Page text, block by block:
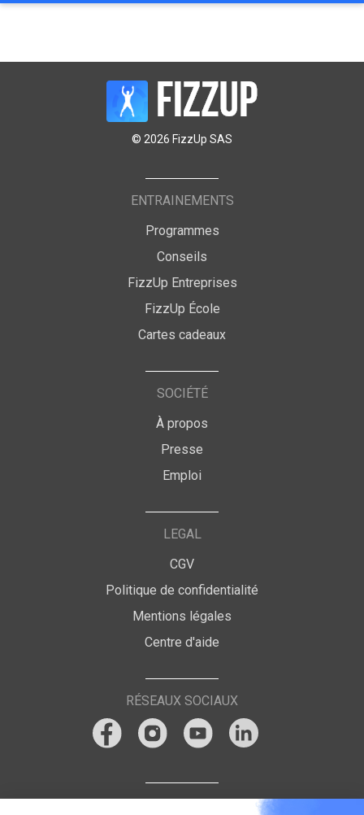
© 2026 FizzUp SAS
ENTRAINEMENTS
Programmes
Conseils
FizzUp Entreprises
FizzUp École
Cartes cadeaux
SOCIÉTÉ
À propos
Presse
Emploi
LEGAL
CGV
Politique de confidentialité
Mentions légales
Centre d'aide
RÉSEAUX SOCIAUX